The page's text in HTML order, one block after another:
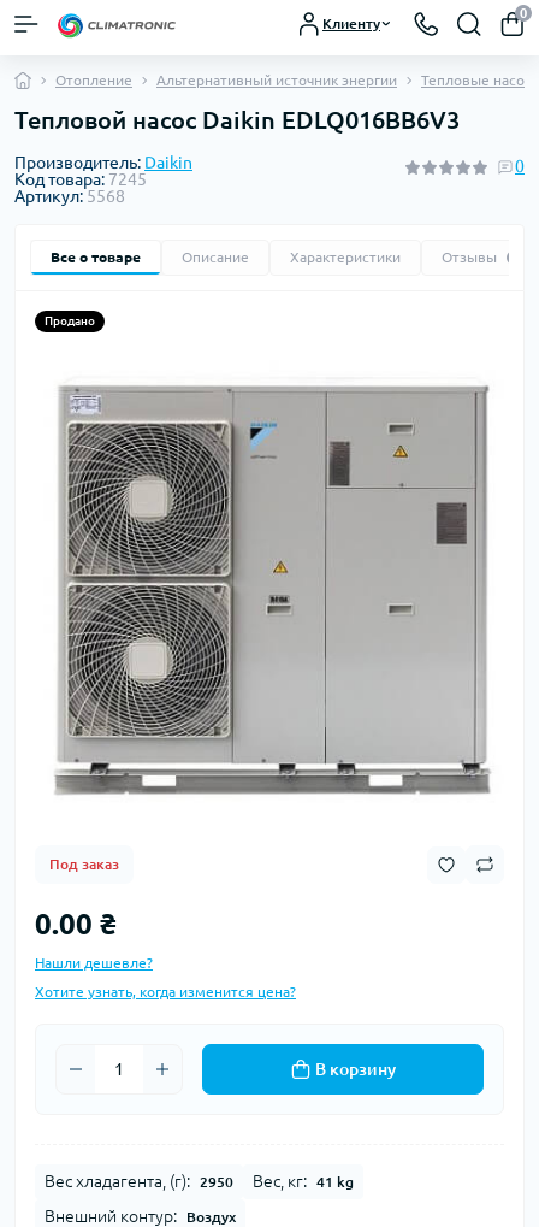
Клиенту
0
Отопление Альтернативный источник энергии Тепловые
Тепловой насос Daikin EDLQ016BB6V3
Производитель: Daikin
Код товара: 7245
Артикул: 5568
0
Все о товаре Описание Характеристики Отзывы
Продано
Под заказ
0.00 ₴
Нашли дешевле?
Хотите узнать, когда изменится цена?
В корзину
Вес хладагента, (г): 2950 Вес, кг: 41 kg
Внешний контур: Воздух